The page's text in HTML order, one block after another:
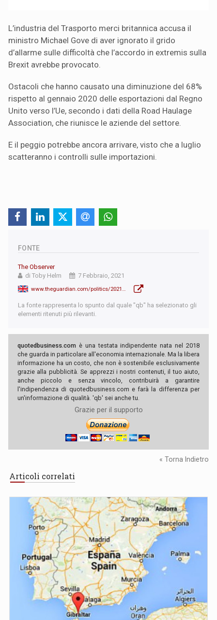
L’industria del Trasporto merci britannica accusa il
ministro Michael Gove di aver ignorato il grido
d’allarme sulle difficoltà che l’accordo in extremis sulla
Brexit avrebbe provocato.
Ostacoli che hanno causato una diminuzione del 68%
rispetto al gennaio 2020 delle esportazioni dal Regno
Unito verso l’Ue, secondo i dati della Road Haulage
Association, che riunisce le aziende del settore.
E il peggio potrebbe ancora arrivare, visto che a luglio
scatteranno i controlli sulle importazioni.
FONTE
The Observer
di Toby Helm
7 Febbraio, 2021
La fonte rappresenta lo spunto dal quale "qb" ha selezionato gli
elementi ritenuti più rilevanti.
quotedbusiness.com è una testata indipendente nata nel 2018
che guarda in particolare all'economia internazionale. Ma la libera
informazione ha un costo, che non è sostenibile esclusivamente
grazie alla pubblicità. Se apprezzi i nostri contenuti, il tuo aiuto,
anche piccolo e senza vincolo, contribuirà a garantire
l'indipendenza di quotedbusiness.com e farà la differenza per
un'informazione di qualità. 'qb' sei anche tu.
Grazie per il supporto
« Torna Indietro
Articoli correlati